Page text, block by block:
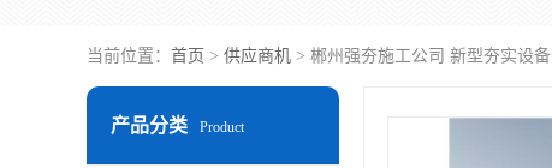
当前位置： 首页 > 供应商机 > 郴州强夯施工公司 新型夯实设备
产品分类 Product